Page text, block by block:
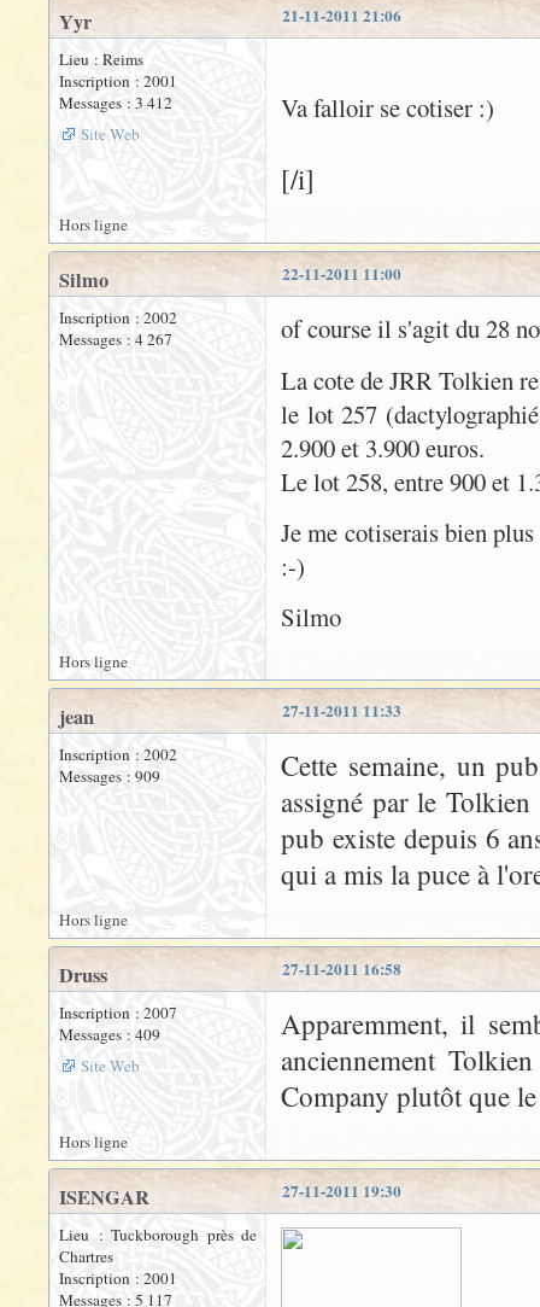
21-11-2011 21:06
Yyr
Lieu : Reims
Inscription : 2001
Messages : 3 412
Site Web
Va falloir se cotiser :)
[/i]
Hors ligne
22-11-2011 11:00
Silmo
Inscription : 2002
Messages : 4 267
of course il s'agit du 28
La cote de JRR Tolkien
le lot 257
2.900 et 3.900 euros.
Le lot 258, entre 900 et
Je me cotiserais bien
:-)
Silmo
Hors ligne
27-11-2011 11:33
jean
Inscription : 2002
Messages : 909
Cette semaine, un
assigné par le
pub existe depuis 6
qui a mis la puce à
Hors ligne
27-11-2011 16:58
Druss
Inscription : 2007
Messages : 409
Site Web
Apparemment, il
anciennement
Company plutôt que
Hors ligne
27-11-2011 19:30
ISENGAR
Lieu : Tuckborough près de
Chartres
Inscription : 2001
Messages : 5 117